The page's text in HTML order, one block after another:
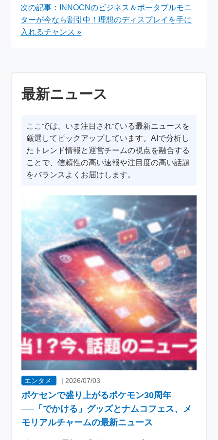
次の記事：INNOCNのビジネス＆ポータブルモニ
ターが今なら割引中！理想のディスプレイを手に
入れるチャンス »
最新ニュース
ここでは、いま注目されている最新ニュースを
厳選してピックアップしています。AIで分析し
たトレンド情報と運営チームの視点を融合する
ことで、信頼性の高い速報や注目度の高い話題
をバランスよくお届けします。
エンタメ | 2026/07/03
ポケセンで盛り上がるポケモン30周年
──「でかける」グッズとナムコフェス、メ
モリアルチャームの最新ニュース